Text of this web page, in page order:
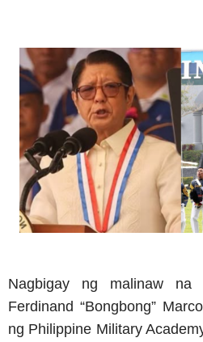
Nagbigay ng malinaw na
Ferdinand “Bongbong”
ng Philippine Military